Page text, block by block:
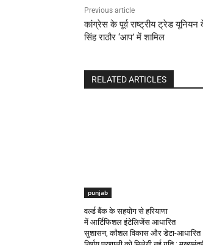
Previous article
कांग्रेस के पूर्व राष्ट्रीय ट्रेड
सिंह राठौर ‘आप’ में शामिल
RELATED ARTICLES
punjab
वर्ल्ड बैंक के सहयोग से हरियाणा
में आर्टिफिशल इंटेलिजेंस आधारित
सुशासन, कौशल विकास और डेटा-आधारित